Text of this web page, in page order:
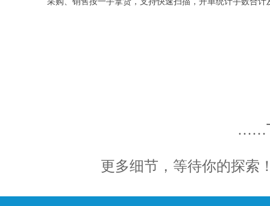
……
更多细节，等待你的探索